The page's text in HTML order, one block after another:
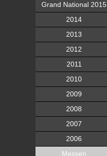
Grand National 2015
2014
2013
2012
2011
2010
2009
2008
2007
2006
Messen